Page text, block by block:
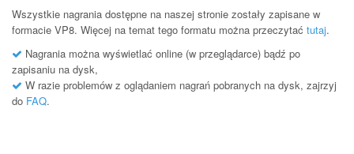
Wszystkie nagrania dostępne na naszej stronie zostały zapisane w
formacie VP8. Więcej na temat tego formatu można przeczytać tutaj.
Nagrania można wyświetlać online (w przeglądarce) bądź po
zapisaniu na dysk,
W razie problemów z oglądaniem nagrań pobranych na dysk, zajrzyj
do FAQ.